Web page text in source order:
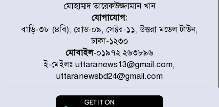
প্রত্যেক অপরাধীর বিচার এ দেশেই
হবে, সে যত শক্তিশালীই হোক না কেন,
চট্টগ্রামে জুলাই গণঅভ্যুত্থান দিবসে
প্রতিমন্ত্রী মীর হেলাল
আগামী ৫ দিন বৃষ্টির আভাস
মোহাম্মদ তারেকউজ্জামান খান
যোগাযোগ:
বাড়ি-৩৮ (৪বি), রোড-০৯, সেক্টর-১১, উত্তরা মডেল টাউন,
ঢাকা-১২৩০
মোবাইল-০১৯৭২ ২৬৩৮৯৬
ই-মেইলঃ uttaranews13@gmail.com,
uttaranewsbd24@gmail.com